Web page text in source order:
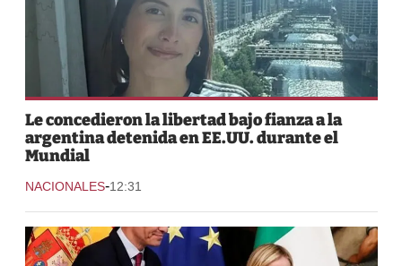
Le concedieron la libertad bajo fianza a la
argentina detenida en EE.UU. durante el
Mundial
NACIONALES-12:31